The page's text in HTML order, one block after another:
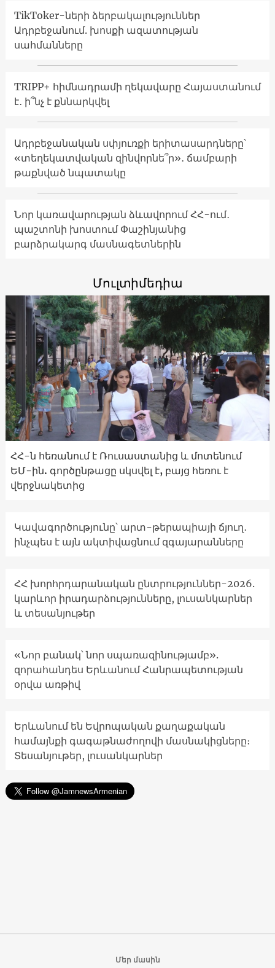
TikToker-ների ձերբակալություններ
Ադրբեջանում. խոսքի ազատության
սահմանները
TRIPP+ հիմնադրամի ղեկավարը Հայաստանում
է․ ի՞նչ է քննարկվել
Ադրբեջանական սփյուռքի երիտասարդները՝
«տեղեկատվական զինվորնե՞ր»․ ճամբարի
թաքնված նպատակը
Նոր կառավարության ձևավորում ՀՀ-ում․
պաշտոնի խոստում Փաշինյանից
բարձրակարգ մասնագետներին
Մուլտիմեդիա
ՀՀ-ն հեռանում է Ռուսաստանից և մոտենում
ԵՄ-ին. գործընթացը սկսվել է, բայց հեռու է
վերջնակետից
Կավագործությունը՝ արտ-թերապիայի ճյուղ․
ինչպես է այն ակտիվացնում զգայարանները
ՀՀ խորհրդարանական ընտրություններ-2026.
կարևոր իրադարձությունները, լուսանկարներ
և տեսանյութեր
«Նոր բանակ՝ նոր սպառազինությամբ».
զորահանդես Երևանում Հանրապետության
օրվա առթիվ
Երևանում են Եվրոպական քաղաքական
համայնքի գագաթնաժողովի մասնակիցները։
Տեսանյութեր, լուսանկարներ
Մեր մասին